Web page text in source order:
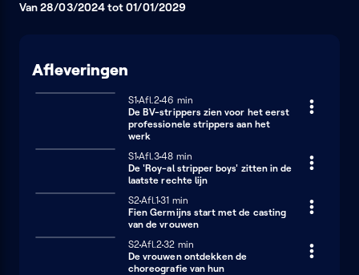
Van 28/03/2024 tot 01/01/2029
Afleveringen
Seizoen 1
S1Afl.246 minuten
46 min
De BV-strippers zien voor het eerst
professionele strippers aan het
werk
Seizoen 1
S1Afl.348 minuten
48 min
De 'Roy-al stripper boys' zitten in de
laatste rechte lijn
Seizoen 2
S2Afl.131 minuten
31 min
Fien Germijns start met de casting
van de vrouwen
Seizoen 2
S2Afl.232 minuten
32 min
De vrouwen ontdekken de
choreografie van hun